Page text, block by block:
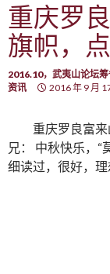
重庆罗
旗帜，
2016.10，武夷山论坛
资讯
2016 年 9 月
重庆罗良富
兄： 中秋快乐，“
细读过，很好，